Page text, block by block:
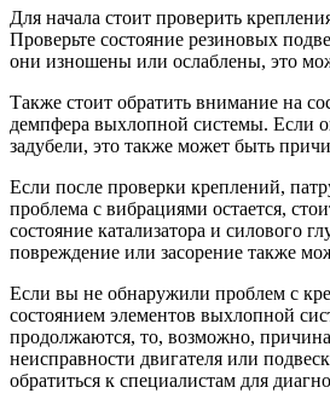
Для начала стоит проверить
Проверьте состояние резиновых
они изношены или ослаблены, это
Также стоит обратить внимание на
демпфера выхлопной системы. Если
задубели, это также может быть
Если после проверки креплений,
проблема с вибрациями остается,
состояние катализатора и силового
повреждение или засорение также
Если вы не обнаружили проблем с
состоянием элементов выхлопной
продолжаются, то, возможно, причина
неисправности двигателя или
обратиться к специалистам для